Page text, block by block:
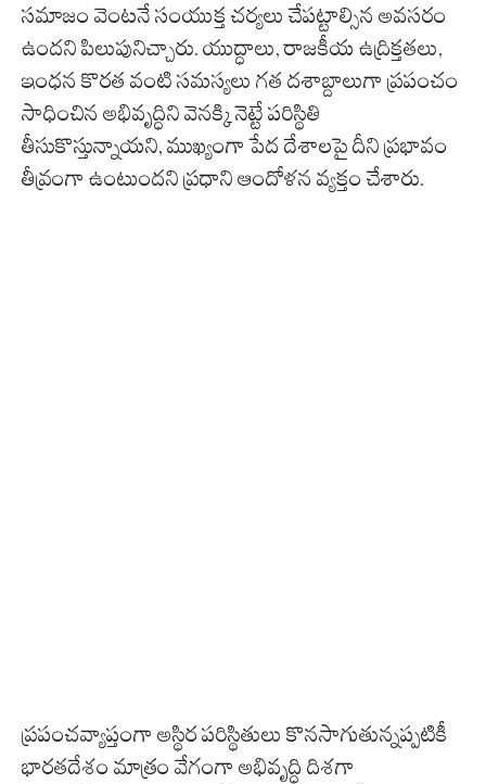
సమాజం వెంటనే సంయుక్త చర్యలు చేపట్టాల్సిన అవసరం
ఉందని పిలుపునిచ్చారు. యుద్ధాలు, రాజకీయ ఉద్రిక్తతలు,
ఇంధన కొరత వంటి సమస్యలు గత దశాబ్దాలుగా ప్రపంచం
సాధించిన అభివృద్ధిని వెనక్కి నెట్టే పరిస్థితి
తీసుకొస్తున్నాయని, ముఖ్యంగా పేద దేశాలపై దీని ప్రభావం
తీవ్రంగా ఉంటుందని ప్రధాని ఆందోళన వ్యక్తం చేశారు.
ప్రపంచవ్యాప్తంగా అస్థిర పరిస్థితులు కొనసాగుతున్నప్పటికీ
భారతదేశం మాత్రం వేగంగా అభివృద్ధి దిశగా